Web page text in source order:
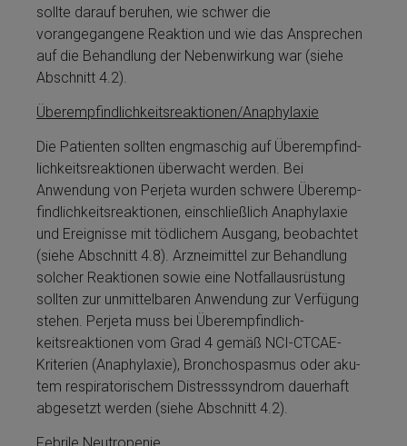
sollte darauf beruhen, wie schwer die
vorangegangene Reaktion und wie das Ansprechen
auf die Be­handlung der Nebenwirkung war (siehe
Abschnitt 4.2).
Über­emp­find­lich­keitsreaktionen/Anaphylaxie
Die Patienten sollten engmaschig auf Über­emp­find­
lich­keitsreaktionen überwacht werden. Bei
Anwendung von Perjeta­ wurden schwere Über­emp­
find­lich­keitsreaktionen, einschließlich Anaphylaxie
und Er­eignisse mit töd­li­chem Ausgang, be­ob­ach­tet
(siehe Abschnitt 4.8). Arzneimit­tel zur Be­handlung
solcher Reaktionen sowie eine Notfallausrüstung
sollten zur unmit­telbaren Anwendung zur Verfügung
stehen. Perjeta­ muss bei Über­emp­find­lich­
keitsreaktionen vom Grad 4 gemäß NCI-CTCAE-
Kriterien (Anaphylaxie), Bron­cho­spas­mus oder aku­
tem respiratorischem Distresssyndrom dauerhaft
abgesetzt werden (siehe Abschnitt 4.2).